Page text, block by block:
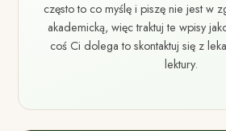
często to co myślę i piszę nie jest w
akademicką, więc traktuj te wpisy
coś Ci dolega to skontaktuj się z
lektury.